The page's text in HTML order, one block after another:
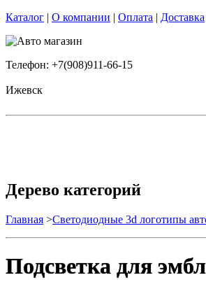
Каталог | О компании | Оплата | Доставка
Телефон: +7(908)911-66-15
Ижевск
Дерево категорий
Главная >Светодиодные 3d логотипы
Подсветка для